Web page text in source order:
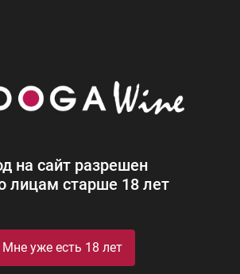
на сайт разрешен
лицам старше 18 лет
Мне уже есть 18 лет
Царская Оригинальная Клюквенная
Клюквенная
(red)